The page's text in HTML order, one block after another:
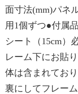
面寸法(mm)パネ
用1個ずつ●付属
シート（15cm）
レーム下にお貼
体は含まれてお
裏にしてフレー